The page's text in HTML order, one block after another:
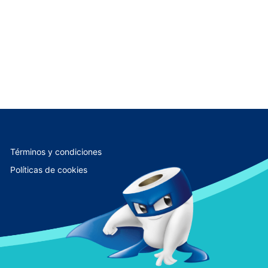
Términos y condiciones
Políticas de cookies